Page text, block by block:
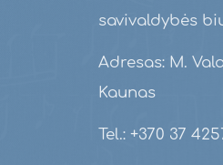
savivaldybės
Adresas: M.
Kaunas
Tel.: +370 37